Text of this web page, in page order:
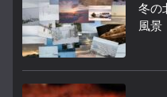
冬の
風景